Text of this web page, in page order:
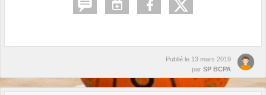
Publié le 13 mars 2019
par SP BCPA